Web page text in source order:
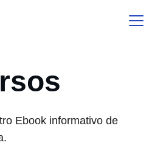
Ebook informativo de